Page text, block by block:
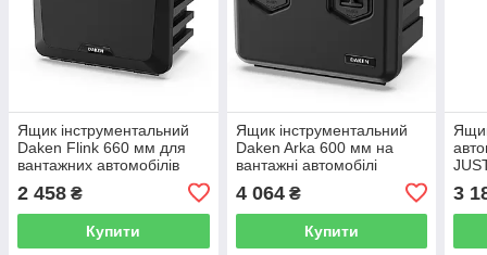
Ящик інструментальний
Daken Flink 660 мм для
вантажних автомобілів
2 458 ₴
Купити
Ящик інструментальний
Daken Arka 600 мм на
вантажні автомобілі
4 064₴
Купити
3